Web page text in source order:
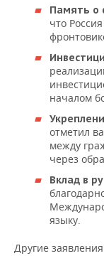
Память о
что
началом
отметил
между
через
Вклад в
языку.
Другие